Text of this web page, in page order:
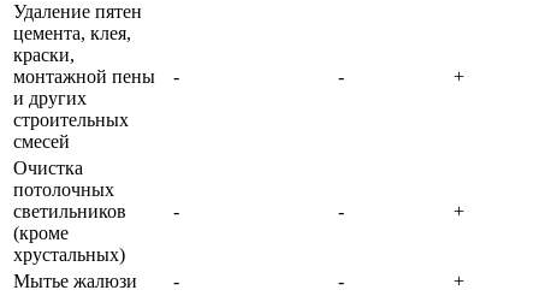
Удаление пятен
цемента, клея,
краски,
монтажной пены
и других
строительных
смесей
- - +
Очистка
потолочных
светильников
(кроме
хрустальных)
- - +
Мытье жалюзи - -
+